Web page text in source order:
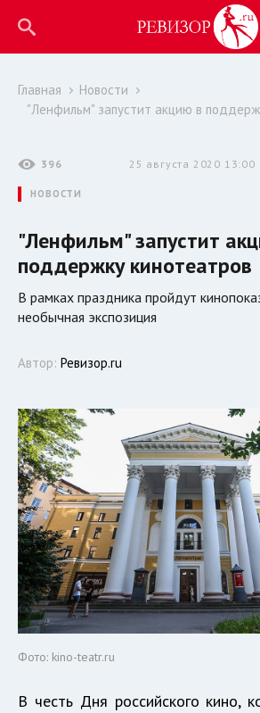
Главная
Новости
"Ленфильм" запустит акцию в
396 25 августа 2020 13:00
НОВОСТИ
"Ленфильм" запустит
поддержку кинотеатров
В рамках праздника пройдут
необычная экспозиция
Автор: Ревизор.ru
Фото: kino-teatr.ru
В честь Дня российского кино,